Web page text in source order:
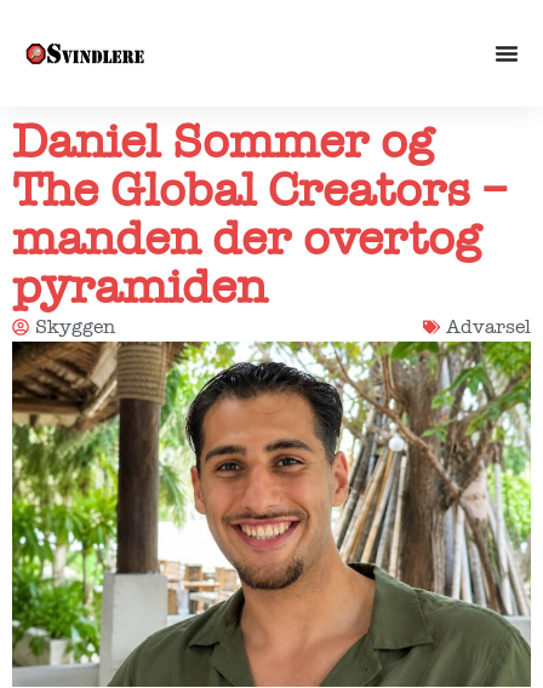
Daniel Sommer og
The Global Creators –
manden der overtog
pyramiden
Skyggen Advarsel